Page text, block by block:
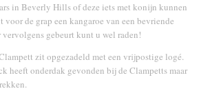
in Beverly Hills of deze iets met konijn kunnen
de grap een kangaroe van een bevriende
gebeurt kunt u wel raden!
zit opgezadeld met een vrijpostige logé.
heeft onderdak gevonden bij de Clampetts maar